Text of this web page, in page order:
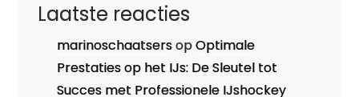
Laatste reacties
marinoschaatsersopOptimale
Prestaties op het IJs: De Sleutel tot
Succes met Professionele IJshockey